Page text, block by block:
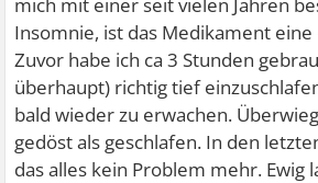
Insomnie, ist das Medikament eine
Zuvor habe ich ca 3 Stunden
überhaupt) richtig tief
bald wieder zu erwachen.
gedöst als geschlafen. In den
das alles kein Problem mehr. Ewig